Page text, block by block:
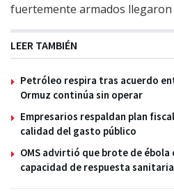
fuertemente armados
LEER TAMBIÉN
Petróleo respira tras acuerdo
Ormuz continúa sin operar
Empresarios respaldan plan
calidad del gasto público
OMS advirtió que brote de ébola
capacidad de respuesta sanitaria